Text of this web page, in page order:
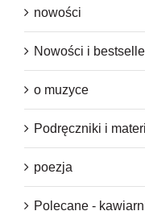
nowości
Nowości i
o muzyce
Podręczniki i
poezja
Polecane -